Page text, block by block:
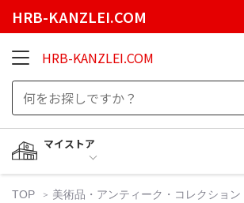
HRB-KANZLEI.COM
HRB-KANZLEI.COM
マイストア
TOP 美術品・アンティーク・コレクション